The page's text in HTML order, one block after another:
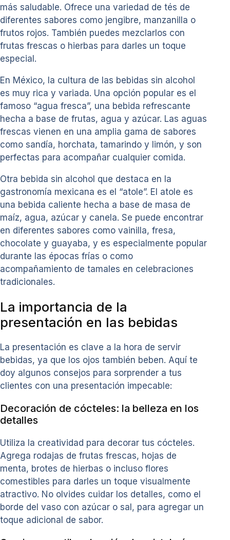
más saludable. Ofrece una variedad de tés de
diferentes sabores como jengibre, manzanilla o
frutos rojos. También puedes mezclarlos con
frutas frescas o hierbas para darles un toque
especial.
En México, la cultura de las bebidas sin alcohol
es muy rica y variada. Una opción popular es el
famoso “agua fresca”, una bebida refrescante
hecha a base de frutas, agua y azúcar. Las aguas
frescas vienen en una amplia gama de sabores
como sandía, horchata, tamarindo y limón, y son
perfectas para acompañar cualquier comida.
Otra bebida sin alcohol que destaca en la
gastronomía mexicana es el “atole”. El atole es
una bebida caliente hecha a base de masa de
maíz, agua, azúcar y canela. Se puede encontrar
en diferentes sabores como vainilla, fresa,
chocolate y guayaba, y es especialmente popular
durante las épocas frías o como
acompañamiento de tamales en celebraciones
tradicionales.
La importancia de la
presentación en las bebidas
La presentación es clave a la hora de servir
bebidas, ya que los ojos también beben. Aquí te
doy algunos consejos para sorprender a tus
clientes con una presentación impecable:
Decoración de cócteles: la belleza en los
detalles
Utiliza la creatividad para decorar tus cócteles.
Agrega rodajas de frutas frescas, hojas de
menta, brotes de hierbas o incluso flores
comestibles para darles un toque visualmente
atractivo. No olvides cuidar los detalles, como el
borde del vaso con azúcar o sal, para agregar un
toque adicional de sabor.